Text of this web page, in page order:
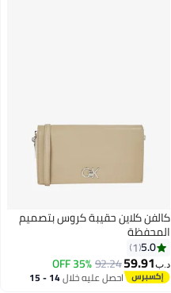
كالفن كلاين حقيبة كروس بتصميم
المحفظة
5.0
1
د.ب‏59.91
92.24
35% OFF
احصل عليه خلال 14 - 15